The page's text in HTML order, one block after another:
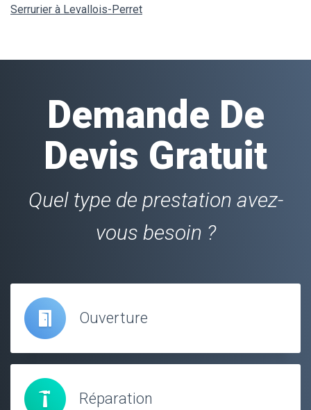
Serrurier à Levallois-Perret
Demande De
Devis Gratuit
Quel type de prestation avez-
vous besoin ?
Ouverture
Réparation